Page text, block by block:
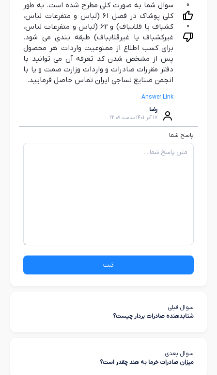
0
0
سوال شما به صورت کلی مطرح شده است. به طور
کلی پوشاک در فصل 61 (لباس و متفرعات لباس،
كشباف يا قلابباف) و 62 (لباس و متفرعات لباس،
غيركشباف يا غيرقلابباف) طبقه بندی می شود.
برای کسب اطلاع از ممنوعیت واردات هر محصول
پس از مشخص شدن کد تعرفه آن می توانید با
دفتر مقررات صادرات و واردات وزارت صمت و یا با
انجمن صنایع نساجی ایران تماس حاصل فرمایید.
Answer Link
رضا
17 آذر 1401 ساعت 22:09
پاسخ شما
ثبت
سوال قبلی
شتابدهنده صادرات بردار چیست؟
سوال بعدی
میزان صادرات خرما به هند چقدر است؟